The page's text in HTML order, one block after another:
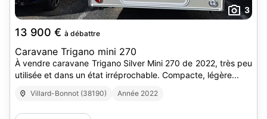
3
13 900 € à débattre
Caravane Trigano mini 270
À vendre caravane Trigano Silver Mini 270 de 2022, très peu
utilisée et dans un état irréprochable. Compacte, légère...
Villard-Bonnot (38190) Année 2022